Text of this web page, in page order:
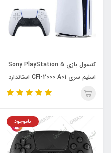
کنسول بازی Sony PlayStation 5
اسلیم سری CFI-2000 A01 استاندارد
ناموجود